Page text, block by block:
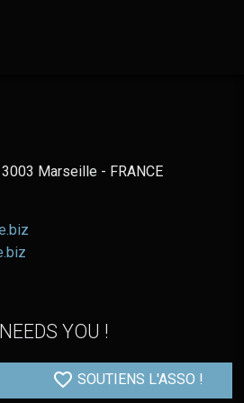
Marseille - FRANCE
YOU !
SOUTIENS L'ASSO !